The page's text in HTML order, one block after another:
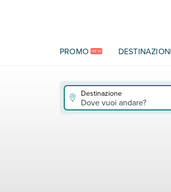
PROMO NEW DESTINAZIONI
Destinazione
Dove vuoi andare?